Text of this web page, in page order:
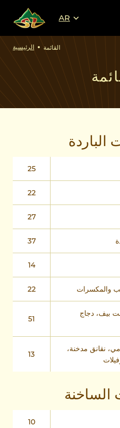
AR
الرئيسية القائمة
الباردة
25
22
27
37
14
والمكسرات 22
بيف، دجاج
51
نقانق مدخنة،
13
الساخنة
10